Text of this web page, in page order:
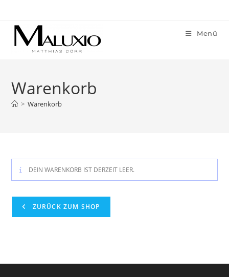
Menü
Warenkorb
> Warenkorb
DEIN WARENKORB IST DERZEIT LEER.
ZURÜCK ZUM SHOP